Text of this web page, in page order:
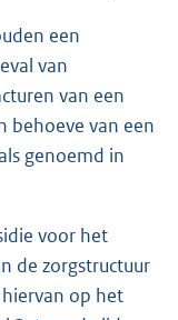
een
van
van een
behoeve van een
genoemd in
voor het
de zorgstructuur
op het